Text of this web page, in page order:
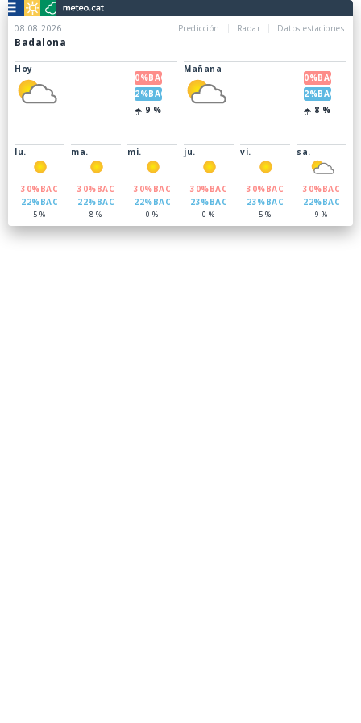
08.08.2026
Badalona
Predicción Radar Datos estaciones
Hoy
30%BAC
22%BAC
9 %
Mañana
30%BAC
22%BAC
8 %
lu.
30%BAC
22%BAC
5 %
ma.
30%BAC
22%BAC
8 %
mi.
30%BAC
22%BAC
0 %
ju.
30%BAC
23%BAC
0 %
vi.
30%BAC
23%BAC
5 %
sa.
30%BAC
22%BAC
9 %